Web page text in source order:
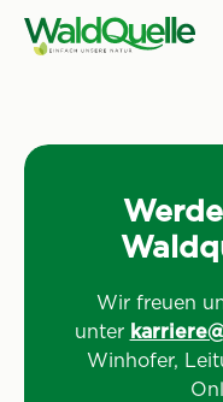
Wir freuen
unter
Winhofer,